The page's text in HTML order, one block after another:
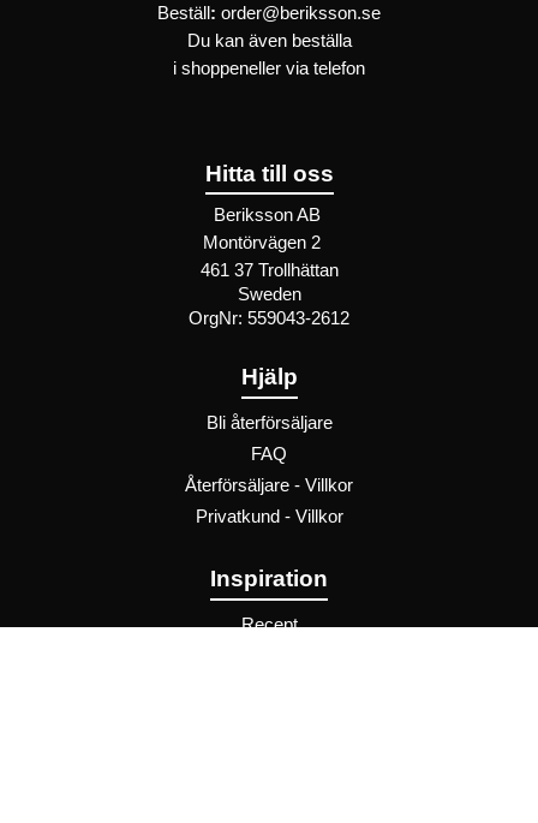
Beställ : order@beriksson.se
Du kan även beställa
i shoppeneller via telefon
Hitta till oss
Beriksson AB
Montörvägen 2
461 37 Trollhättan
Sweden
OrgNr: 559043-2612
Hjälp
Bli återförsäljare
FAQ
Återförsäljare - Villkor
Privatkund - Villkor
Inspiration
Recept